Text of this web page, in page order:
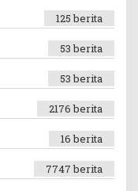
125 berita
53 berita
53 berita
2176 berita
16 berita
7747 berita